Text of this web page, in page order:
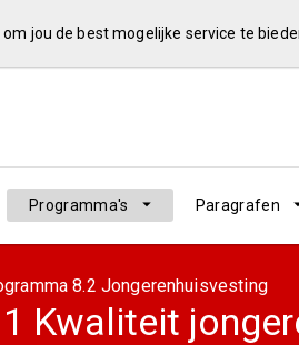
Programma's Paragrafen
8.2 Jongerenhuisvesting
Kwaliteit
jou de best mogelijke service te